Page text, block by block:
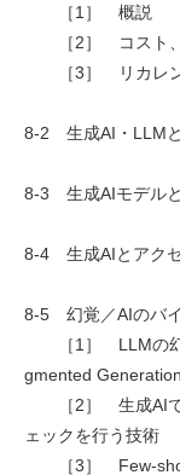
［1］ 概説
［2］ コスト、
［3］ リカレン
8-2 生成AI・LLM
8-3 生成AIモデル
8-4 生成AIとアク
8-5 幻覚／AIのバ
［1］ LLMの幻
gmented Generation
［2］ 生成AIで
ェックを行う技術
［3］ Few-shot